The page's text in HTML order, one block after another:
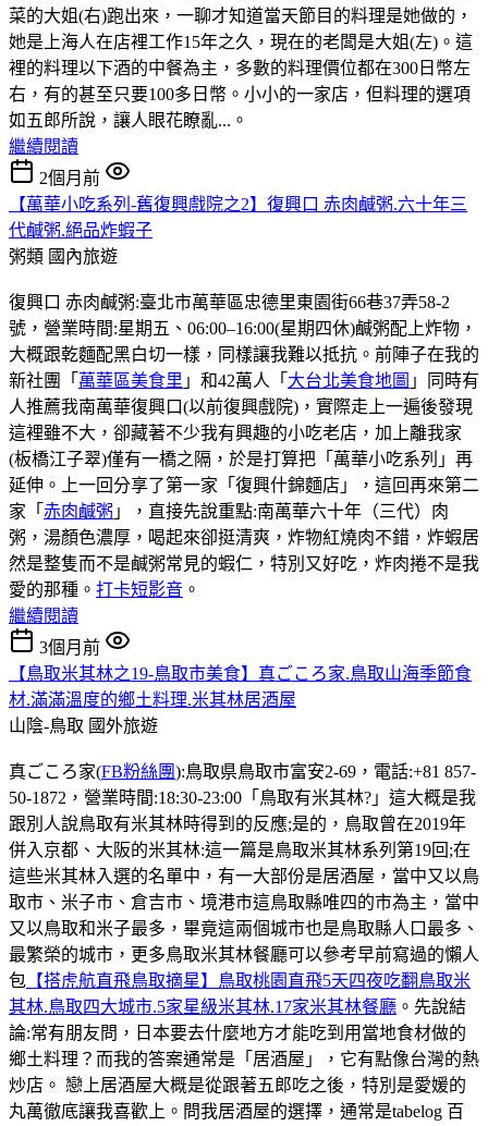
菜的大姐(右)跑出來，一聊才知道當天節目的料理是她做的，
她是上海人在店裡工作15年之久，現在的老闆是大姐(左)。這
裡的料理以下酒的中餐為主，多數的料理價位都在300日幣左
右，有的甚至只要100多日幣。小小的一家店，但料理的選項
如五郎所說，讓人眼花瞭亂...。
繼續閱讀
2個月前
【萬華小吃系列-舊復興戲院之2】復興口 赤肉鹹粥.六十年三
代鹹粥.絕品炸蝦子
粥類 國內旅遊
復興口 赤肉鹹粥:臺北市萬華區忠德里東園街66巷37弄58-2
號，營業時間:星期五、06:00–16:00(星期四休)鹹粥配上炸物，
大概跟乾麵配黑白切一樣，同樣讓我難以抵抗。前陣子在我的
新社團「 萬華區美食里 」和42萬人「 大台北美食地圖 」同時有
人推薦我南萬華復興口(以前復興戲院)，實際走上一遍後發現
這裡雖不大，卻藏著不少我有興趣的小吃老店，加上離我家
(板橋江子翠)僅有一橋之隔，於是打算把「萬華小吃系列」再
延伸。上一回分享了第一家「復興什錦麵店」，這回再來第二
家「 赤肉鹹粥 」，直接先說重點:南萬華六十年（三代）肉
粥，湯顏色濃厚，喝起來卻挺清爽，炸物紅燒肉不錯，炸蝦居
然是整隻而不是鹹粥常見的蝦仁，特別又好吃，炸肉捲不是我
愛的那種。 打卡短影音 。
繼續閱讀
3個月前
【鳥取米其林之19-鳥取市美食】真ごころ家.鳥取山海季節食
材.滿滿溫度的鄉土料理.米其林居酒屋
山陰-鳥取 國外旅遊
真ごころ家(FB粉絲團):鳥取県鳥取市富安2-69，電話:+81 857-
50-1872，營業時間:18:30-23:00「鳥取有米其林?」這大概是我
跟別人說鳥取有米其林時得到的反應;是的，鳥取曾在2019年
併入京都、大阪的米其林:這一篇是鳥取米其林系列第19回;在
這些米其林入選的名單中，有一大部份是居酒屋，當中又以鳥
取市、米子市、倉吉市、境港市這鳥取縣唯四的市為主，當中
又以鳥取和米子最多，畢竟這兩個城市也是鳥取縣人口最多、
最繁榮的城市，更多鳥取米其林餐廳可以參考早前寫過的懶人
包 【搭虎航直飛鳥取摘星】鳥取桃園直飛5天四夜吃翻鳥取米
其林.鳥取四大城市.5家星級米其林.17家米其林餐廳 。先說結
論:常有朋友問，日本要去什麼地方才能吃到用當地食材做的
鄉土料理？而我的答案通常是「居酒屋」，它有點像台灣的熱
炒店。 戀上居酒屋大概是從跟著五郎吃之後，特別是愛媛的
丸萬徹底讓我喜歡上。問我居酒屋的選擇，通常是tabelog 百